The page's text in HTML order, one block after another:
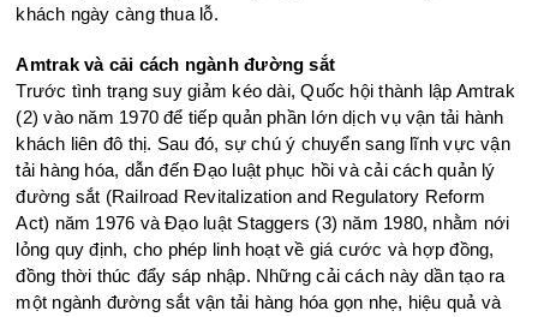
khách ngày càng thua lỗ.
Amtrak và cải cách ngành đường sắt
Trước tình trạng suy giảm kéo dài, Quốc hội thành lập Amtrak
(2) vào năm 1970 để tiếp quản phần lớn dịch vụ vận tải hành
khách liên đô thị. Sau đó, sự chú ý chuyển sang lĩnh vực vận
tải hàng hóa, dẫn đến Đạo luật phục hồi và cải cách quản lý
đường sắt (Railroad Revitalization and Regulatory Reform
Act) năm 1976 và Đạo luật Staggers (3) năm 1980, nhằm nới
lỏng quy định, cho phép linh hoạt về giá cước và hợp đồng,
đồng thời thúc đẩy sáp nhập. Những cải cách này dần tạo ra
một ngành đường sắt vận tải hàng hóa gọn nhẹ, hiệu quả và